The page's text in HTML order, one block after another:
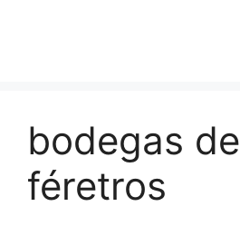
bodegas de
féretros